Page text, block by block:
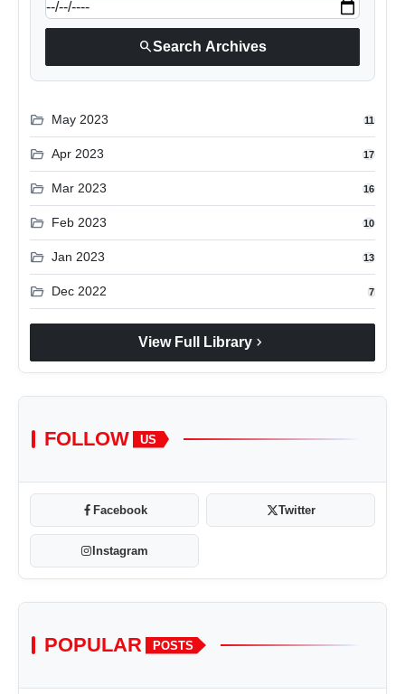
searchSearch Archives
folder_open May 2023 11
folder_open Apr 2023 17
folder_open Mar 2023 16
folder_open Feb 2023 10
folder_open Jan 2023 13
folder_open Dec 2022 7
View Full Library chevron_right
FOLLOW US
Facebook Twitter
Instagram
POPULAR POSTS